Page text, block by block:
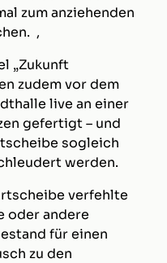
zum anziehenden
,
„Zukunft
zudem vor dem
live an einer
gefertigt – und
sogleich
werden.
verfehlte
oder andere
für einen
zu den